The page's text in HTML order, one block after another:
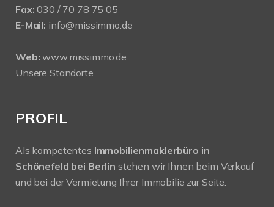
Fax: 030 / 70 78 75 05
E-Mail: info@missimmo.de
Web: www.missimmo.de
Unsere Standorte
PROFIL
Als kompetentes Immobilienmaklerbüro in
Schönefeld bei Berlin stehen wir Ihnen beim Verkauf
und bei der Vermietung Ihrer Immobilie zur Seite.